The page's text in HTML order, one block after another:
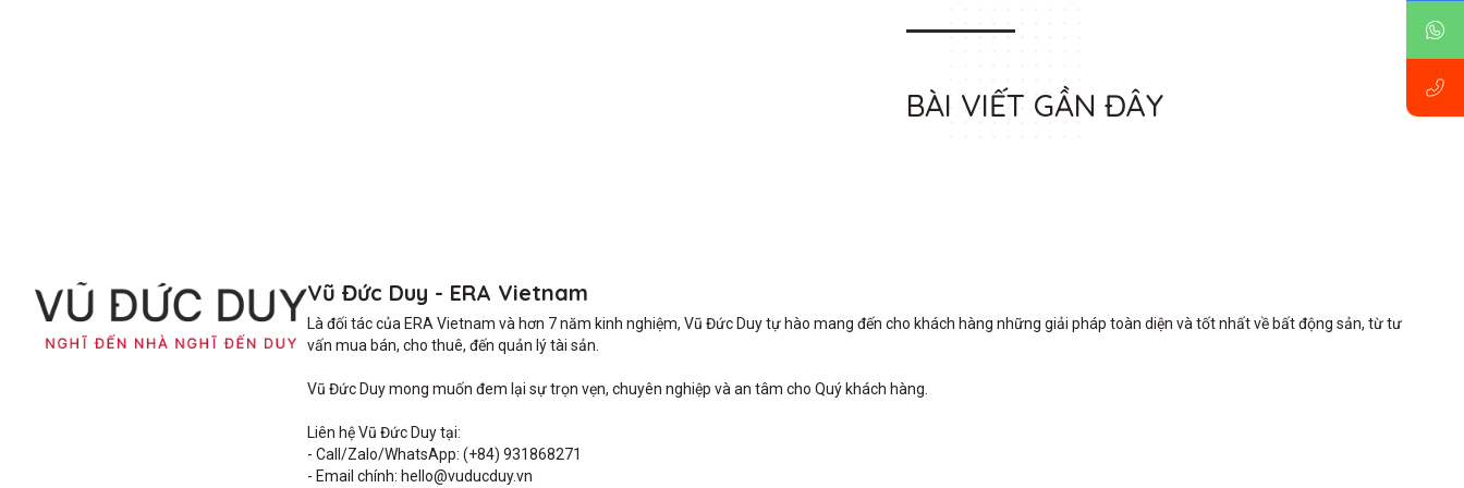
BÀI VIẾT GẦN ĐÂY
Vũ Đức Duy - ERA Vietnam
Là đối tác của ERA Vietnam và hơn 7 năm kinh nghiệm, Vũ Đức Duy tự hào mang đến cho khách hàng những giải pháp toàn diện và tốt nhất về bất động sản, từ tư
vấn mua bán, cho thuê, đến quản lý tài sản.
Vũ Đức Duy mong muốn đem lại sự trọn vẹn, chuyên nghiệp và an tâm cho Quý khách hàng.
Liên hệ Vũ Đức Duy tại:
- Call/Zalo/WhatsApp: (+84) 931868271
- Email chính: hello@vuducduy.vn